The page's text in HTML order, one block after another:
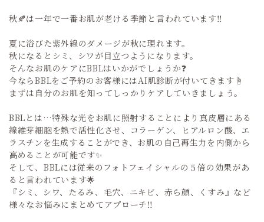
秋🍂は一年で一番お肌が老ける季節と言われています‼️
夏に浴びた紫外線のダメージが秋に現れます。
秋になるとシミ、シワが目立つようになります。
そんなお肌のケアにBBLはいかがでしょうか❓
今ならBBLをご予約のお客様にはAI肌診断が付いてきます☝️
まずは自分のお肌を知ってしっかりケアしていきましょう。
BBLとは…特殊な光をお肌に照射することにより真皮層にある
線維芽細胞を熱で活性化させ、コラーゲン、ヒアルロン酸、エ
ラスチンを生成することができ、お肌の自己再生力を内側から
高めることが可能です✨
そして、BBLには従来のフォトフェイシャルの５倍の効果があ
ると言われています🌟
『シミ、シワ、たるみ、毛穴、ニキビ、赤ら顔、くすみ』など
様々なお悩みにまとめてアプローチ‼️